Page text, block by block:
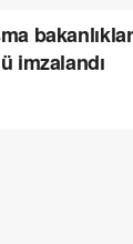
imzalandı